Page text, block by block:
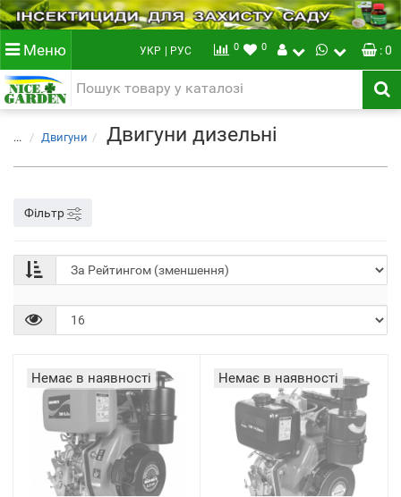
Меню УКР | РУС 0 0 : 0
... Двигуни Двигуни дизельні
Фільтр
Немає в наявності Немає в наявності